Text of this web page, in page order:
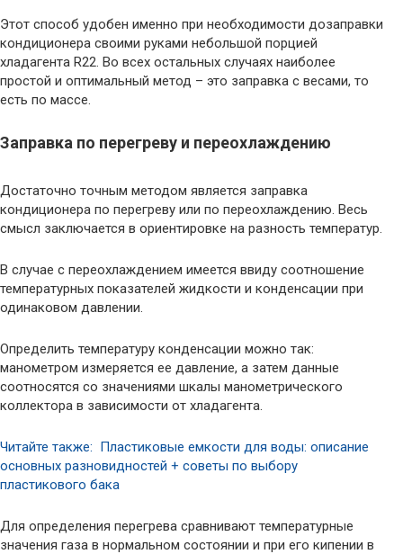
Этот способ удобен именно при необходимости дозаправки
кондиционера своими руками небольшой порцией
хладагента R22. Во всех остальных случаях наиболее
простой и оптимальный метод – это заправка с весами, то
есть по массе.
Заправка по перегреву и переохлаждению
Достаточно точным методом является заправка
кондиционера по перегреву или по переохлаждению. Весь
смысл заключается в ориентировке на разность температур.
В случае с переохлаждением имеется ввиду соотношение
температурных показателей жидкости и конденсации при
одинаковом давлении.
Определить температуру конденсации можно так:
манометром измеряется ее давление, а затем данные
соотносятся со значениями шкалы манометрического
коллектора в зависимости от хладагента.
Читайте также: Пластиковые емкости для воды: описание
основных разновидностей + советы по выбору
пластикового бака
Для определения перегрева сравнивают температурные
значения газа в нормальном состоянии и при его кипении в